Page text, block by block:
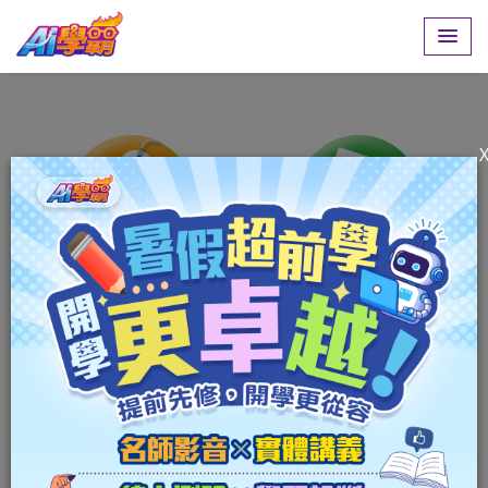
學習 測驗
發問 診斷
X